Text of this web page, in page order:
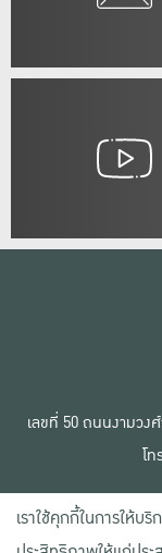
เลขที่ 50 ถนนงามวง
โ
เราใช้คุกกี้ในการให้บ